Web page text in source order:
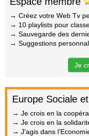
→ Créez votre Web Tv
→ 10 playlists pour
→ Sauvegarde des
→ Suggestions
Je
Europe Sociale
→ Je crois en la
→ Je crois en la
→ J'agis dans